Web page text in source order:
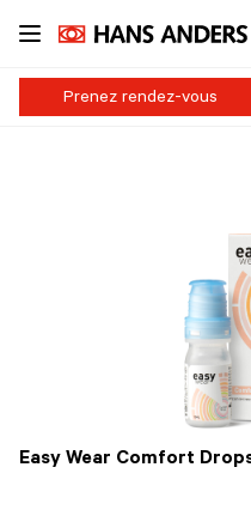
Passer
contenu
principalPrenez rendez-vous
Easy Wear Comfort